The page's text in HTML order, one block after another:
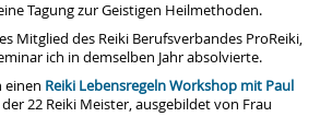
Tagung zur Geistigen Heilmethoden.
Mitglied des Reiki Berufsverbandes ProReiki,
ich in demselben Jahr absolvierte.
einen Reiki Lebensregeln Workshop mit Paul
22 Reiki Meister, ausgebildet von Frau